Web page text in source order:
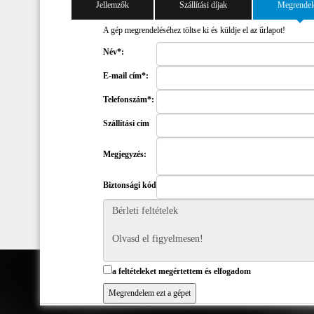
Jellemzők Szállítási díjak
A gép megrendeléséhez töltse ki és küldje el az űrlapot!
Név*:
E-mail cím*:
Telefonszám*:
Szállítási cím
Megjegyzés:
Biztonsági kód
a feltételeket megértettem és elfogadom